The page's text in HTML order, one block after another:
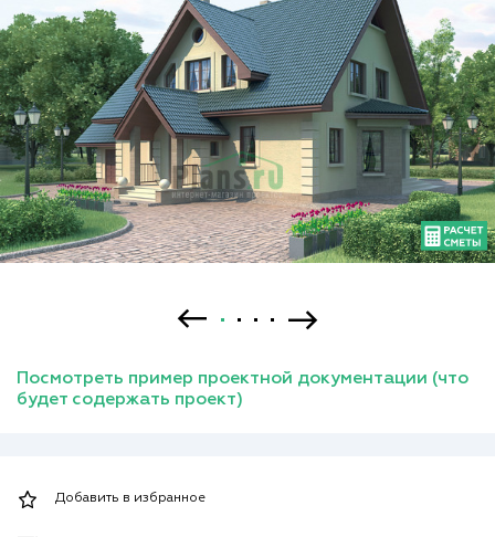
Посмотреть пример проектной документации (что
будет содержать проект)
Добавить в избранное